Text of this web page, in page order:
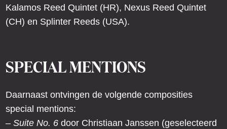
Kalamos Reed Quintet (HR), Nexus Reed Quintet
(CH) en Splinter Reeds (USA).
SPECIAL MENTIONS
Daarnaast ontvingen de volgende composities
special mentions:
– Suite No. 6 door Christiaan Janssen (geselecteerd